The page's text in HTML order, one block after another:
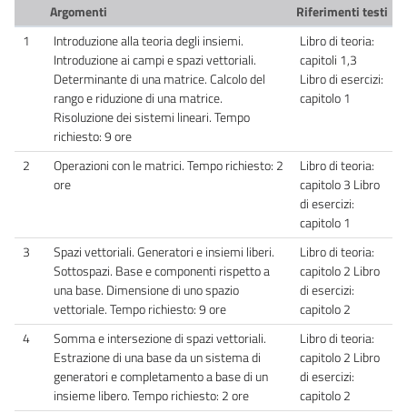
Argomenti
Riferimenti testi
1
Introduzione alla teoria degli insiemi.
Introduzione ai campi e spazi vettoriali.
Determinante di una matrice. Calcolo del
rango e riduzione di una matrice.
Risoluzione dei sistemi lineari. Tempo
richiesto: 9 ore
Libro di teoria:
capitoli 1,3
Libro di esercizi:
capitolo 1
2
Operazioni con le matrici. Tempo richiesto: 2
ore
Libro di teoria:
capitolo 3 Libro
di esercizi:
capitolo 1
3
Spazi vettoriali. Generatori e insiemi liberi.
Sottospazi. Base e componenti rispetto a
una base. Dimensione di uno spazio
vettoriale. Tempo richiesto: 9 ore
Libro di teoria:
capitolo 2 Libro
di esercizi:
capitolo 2
4
Somma e intersezione di spazi vettoriali.
Estrazione di una base da un sistema di
generatori e completamento a base di un
insieme libero. Tempo richiesto: 2 ore
Libro di teoria:
capitolo 2 Libro
di esercizi:
capitolo 2